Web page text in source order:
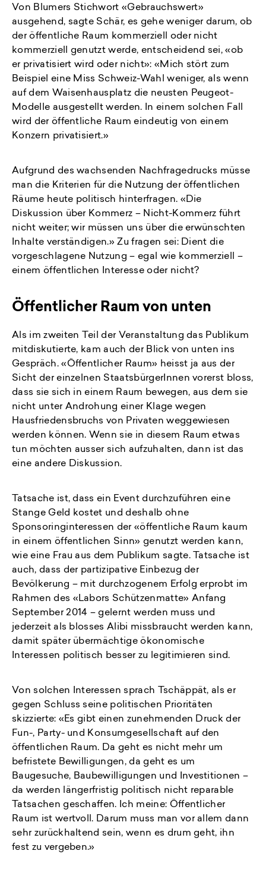
Von Blumers Stichwort «Gebrauchswert»
ausgehend, sagte Schär, es gehe weniger darum, ob
der öffentliche Raum kommerziell oder nicht
kommerziell genutzt werde, entscheidend sei, «ob
er privatisiert wird oder nicht»: «Mich stört zum
Beispiel eine Miss Schweiz-Wahl weniger, als wenn
auf dem Waisenhausplatz die neusten Peugeot-
Modelle ausgestellt werden. In einem solchen Fall
wird der öffentliche Raum eindeutig von einem
Konzern privatisiert.»
Aufgrund des wachsenden Nachfragedrucks müsse
man die Kriterien für die Nutzung der öffentlichen
Räume heute politisch hinterfragen. «Die
Diskussion über Kommerz – Nicht-Kommerz führt
nicht weiter; wir müssen uns über die erwünschten
Inhalte verständigen.» Zu fragen sei: Dient die
vorgeschlagene Nutzung – egal wie kommerziell –
einem öffentlichen Interesse oder nicht?
Öffentlicher Raum von unten
Als im zweiten Teil der Veranstaltung das Publikum
mitdiskutierte, kam auch der Blick von unten ins
Gespräch. «Öffentlicher Raum» heisst ja aus der
Sicht der einzelnen StaatsbürgerInnen vorerst bloss,
dass sie sich in einem Raum bewegen, aus dem sie
nicht unter Androhung einer Klage wegen
Hausfriedensbruchs von Privaten weggewiesen
werden können. Wenn sie in diesem Raum etwas
tun möchten ausser sich aufzuhalten, dann ist das
eine andere Diskussion.
Tatsache ist, dass ein Event durchzuführen eine
Stange Geld kostet und deshalb ohne
Sponsoringinteressen der «öffentliche Raum kaum
in einem öffentlichen Sinn» genutzt werden kann,
wie eine Frau aus dem Publikum sagte. Tatsache ist
auch, dass der partizipative Einbezug der
Bevölkerung – mit durchzogenem Erfolg erprobt im
Rahmen des «Labors Schützenmatte» Anfang
September 2014 – gelernt werden muss und
jederzeit als blosses Alibi missbraucht werden kann,
damit später übermächtige ökonomische
Interessen politisch besser zu legitimieren sind.
Von solchen Interessen sprach Tschäppät, als er
gegen Schluss seine politischen Prioritäten
skizzierte: «Es gibt einen zunehmenden Druck der
Fun-, Party- und Konsumgesellschaft auf den
öffentlichen Raum. Da geht es nicht mehr um
befristete Bewilligungen, da geht es um
Baugesuche, Baubewilligungen und Investitionen –
da werden längerfristig politisch nicht reparable
Tatsachen geschaffen. Ich meine: Öffentlicher
Raum ist wertvoll. Darum muss man vor allem dann
sehr zurückhaltend sein, wenn es drum geht, ihn
fest zu vergeben.»